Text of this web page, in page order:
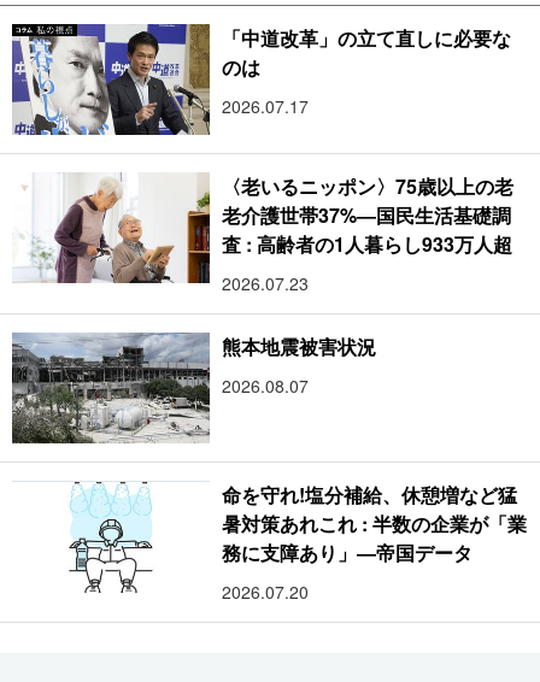
「中道改革」の立て直しに必要な
のは
2026.07.17
〈老いるニッポン〉75歳以上の老
老介護世帯37%―国民生活基礎調
査 : 高齢者の1人暮らし933万人超
2026.07.23
熊本地震被害状況
2026.08.07
命を守れ!塩分補給、休憩増など猛
暑対策あれこれ : 半数の企業が「業
務に支障あり」―帝国データ
2026.07.20